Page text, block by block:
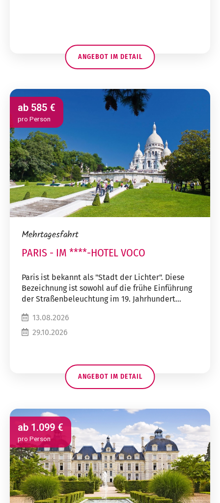
ANGEBOT IM DETAIL
ab 585 €
pro Person
Mehrtagesfahrt
PARIS - IM ****-HOTEL VOCO
Paris ist bekannt als "Stadt der Lichter". Diese
Bezeichnung ist sowohl auf die frühe Einführung
der Straßenbeleuchtung im 19. Jahrhundert...
13.08.2026
29.10.2026
ANGEBOT IM DETAIL
ab 1.099 €
pro Person